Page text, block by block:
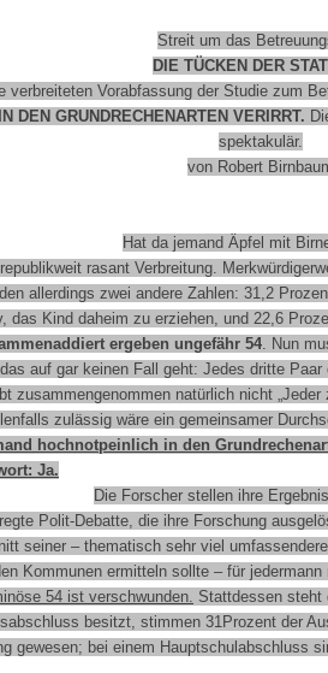
Streit um das
DIE TÜCKEN DER
verbreiteten Vorabfassung der Studie zum
DEN GRUNDRECHENARTEN VERIRRT.
spektakulär.
von Robert
Hat da jemand Äpfel mit
rasant Verbreitung.
allerdings zwei andere Zahlen: 31,2
das Kind daheim zu erziehen, und 22,6
ergeben ungefähr 54. Nun
auf gar keinen Fall geht: Jedes dritte
zusammengenommen natürlich nicht
zulässig wäre ein gemeinsamer
hochnotpeinlich in den
Ja.
Die Forscher stellen ihre
Polit-Debatte, die ihre Forschung
seiner – thematisch sehr viel
Kommunen ermitteln sollte – für
54 ist verschwunden. Stattdessen steht
besitzt, stimmen 31Prozent der
gewesen; bei einem Hauptschulabschluss